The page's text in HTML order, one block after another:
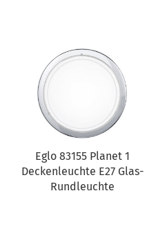
Eglo 83155 Planet 1
Deckenleuchte E27 Glas-
Rundleuchte